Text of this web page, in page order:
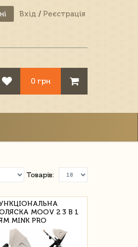
Вхід / Реєстрація
0 грн
Товарів:
MOOV 2 3 В 1
MINK PRO